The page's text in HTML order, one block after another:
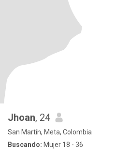
Jhoan, 24
San Martín, Meta, Colombia
Buscando: Mujer 18 - 36